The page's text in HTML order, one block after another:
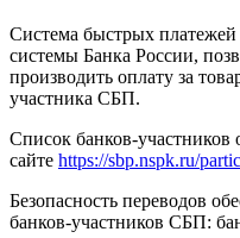
Система быстрых
системы Банка России,
производить оплату за
участника СБП.
Список банков-
сайте https://sbp.nspk.ru/
Безопасность переводов
банков-участников СБП: